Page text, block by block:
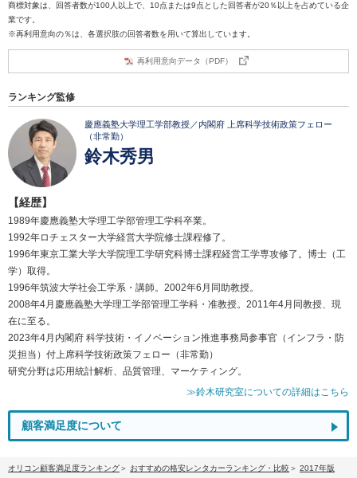
商標対象は、回答者数が100人以上で、10点または9点とした回答者が20％以上を占めている企
業です。
※再利用意向の％は、各選択肢の回答者数を用いて算出しています。
再利用意向データ（PDF）
ランキング監修
慶應義塾大学理工学部教授／内閣府 上席科学技術政策フェロー
（非常勤）
鈴木秀男
【経歴】
1989年慶應義塾大学理工学部管理工学科卒業。
1992年ロチェスター大学経営大学院修士課程修了。
1996年東京工業大学大学院理工学研究科博士課程経営工学専攻修了。博士（工
学）取得。
1996年筑波大学社会工学系・講師。2002年6月同助教授。
2008年4月慶應義塾大学理工学部管理工学科・准教授。2011年4月同教授、現
在に至る。
2023年4月内閣府 科学技術・イノベーション推進事務局参事官（インフラ・防
災担当）付上席科学技術政策フェロー（非常勤）
研究分野は応用統計解析、品質管理、マーケティング。
≫鈴木研究室についての詳細はこちら
顧客満足度について
オリコン顧客満足度ランキング おすすめの格安レンタカーランキング・比較
2017年版